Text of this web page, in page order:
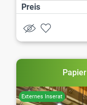
Preis